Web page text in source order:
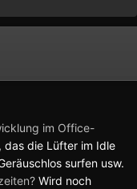
im Office-
das die Lüfter im Idle
surfen usw.
Wird noch